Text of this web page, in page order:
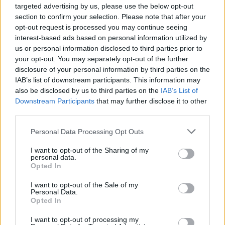
targeted advertising by us, please use the below opt-out
section to confirm your selection. Please note that after your
opt-out request is processed you may continue seeing
interest-based ads based on personal information utilized by
us or personal information disclosed to third parties prior to
your opt-out. You may separately opt-out of the further
disclosure of your personal information by third parties on the
IAB’s list of downstream participants. This information may
also be disclosed by us to third parties on the IAB’s List of
Downstream Participants that may further disclose it to other
Personal Data Processing Opt Outs
I want to opt-out of the Sharing of my
personal data.
Opted In
I want to opt-out of the Sale of my
Personal Data.
Opted In
I want to opt-out of processing my
στην Τουρκία
Συνεχίζεται η υποχώρηση της
Τουρκικής λίρας έναντι του Ευρώ
ΕΛΛΑΔΑ
Δεύτερη εμπλοκή κάβου στο
«Νήσος Ρόδος» μέσα σε δύο
μήνες
Μετά το περιστατικό της
συμβάν καταγράφηκε κατά την
πρόσδεση του πλοίου στο λιμάνι
του Ηρακλείου
ΕΡΓΑΣΙΑ
Πώς αμείβεται η εργασία τον
Δεκαπενταύγουστο
Τι ισχύει για μισθούς και
ημερομίσθια, την προσαύξηση 75%
και την απασχόληση κατά την έκτη